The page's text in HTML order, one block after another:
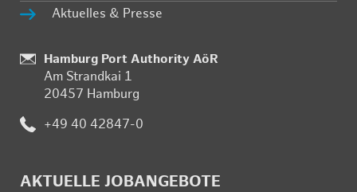
Ak­tu­el­les & Pres­se
Stand­
ort:
Hamburg Port Authority AöR
Am Strand­kai 1
20457 Ham­burg
Te­
fon:
+49 40 42847-0
AK­TU­EL­LE JOB­AN­GE­BO­TE